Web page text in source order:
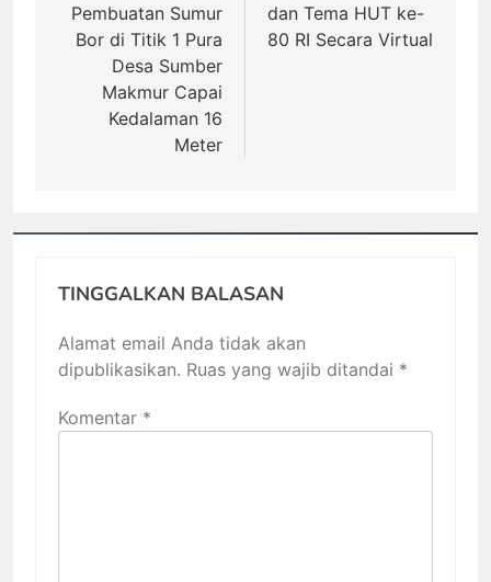
Pembuatan Sumur
Bor di Titik 1 Pura
Desa Sumber
Makmur Capai
Kedalaman 16
Meter
dan Tema HUT ke-
80 RI Secara Virtual
TINGGALKAN BALASAN
Alamat email Anda tidak akan
dipublikasikan. Ruas yang wajib ditandai *
Komentar *